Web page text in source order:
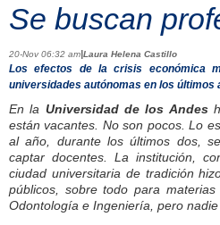
Se buscan
20-Nov 06:32 am|Laura Helena Castillo
Los efectos de la crisis económica
universidades autónomas en los últimos
En la Universidad de los Andes
están vacantes. No son pocos. Lo
al año, durante los últimos dos,
captar docentes. La institución,
ciudad universitaria de tradición­
públicos, sobre todo para
Odontología e Ingeniería, pero nadie